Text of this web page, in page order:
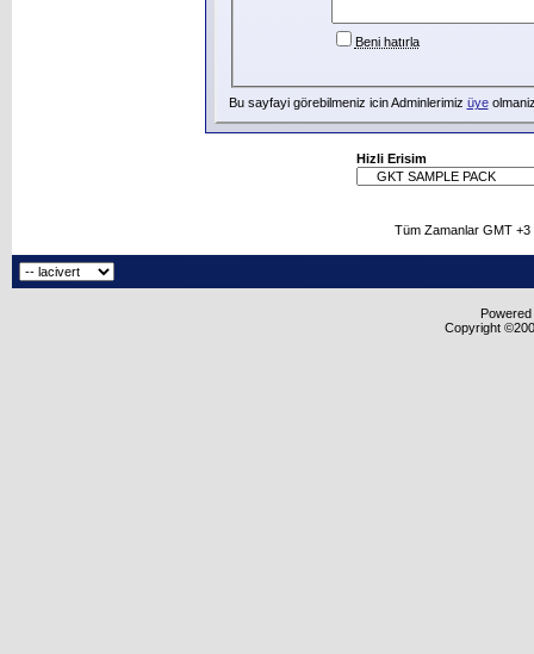
Beni hatırla
Bu sayfayi görebilmeniz icin Adminlerimiz üye
Hizli Erisim
Tüm Zamanlar GMT
Copyright